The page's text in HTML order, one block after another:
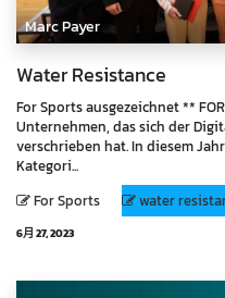
Marc Payer
Water Resistance
For Sports ausgezeichnet **
Unternehmen, das sich der
verschrieben hat. In diesem
Kategori...
For Sports
water
6月 27, 2023